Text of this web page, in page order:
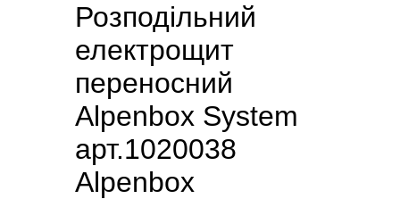
Розподільний
електрощит
переносний
Alpenbox System
арт.1020038
Alpenbox